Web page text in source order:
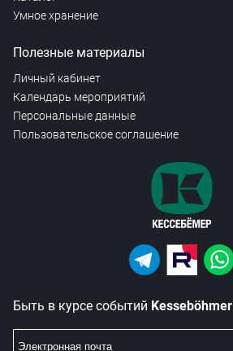
Умное хранение
Полезные материалы
Личный кабинет
Календарь мероприятий
Персональные данные
Пользовательское соглашение
Быть в курсе событий Kesseböhmer